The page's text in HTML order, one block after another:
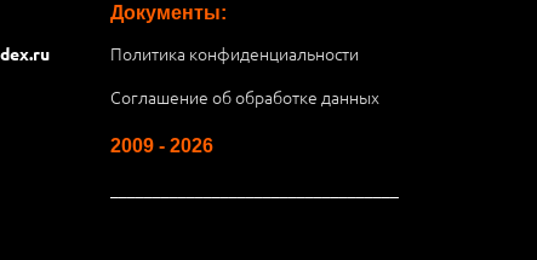
Документы:
Политика конфиденциальности
Соглашение об обработке данных
2009 - 2026